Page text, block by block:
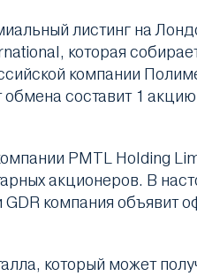
листинг на
которая
компании
составит 1
PMTL Holding
акционеров. В
компания объявит
который может